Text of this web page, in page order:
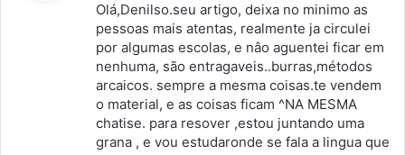
s
e
:
Olá,Denilso.seu artigo, deixa no minimo as
pessoas mais atentas, realmente ja circulei
por algumas escolas, e nâo aguentei ficar em
nenhuma, são entragaveis..burras,métodos
arcaicos. sempre a mesma coisas.te vendem
o material, e as coisas ficam ^NA MESMA
chatise. para resover ,estou juntando uma
grana , e vou estudaronde se fala a lingua que